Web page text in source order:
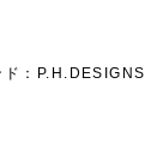
ド：P.H.DESIGNS